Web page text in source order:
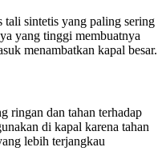
tali sintetis yang paling sering
yang tinggi membuatnya
menambatkan kapal besar.
ringan dan tahan terhadap
di kapal karena tahan
lebih terjangkau